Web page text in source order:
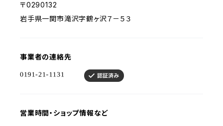
〒0290132
岩手県一関市滝沢字鶴ヶ沢７－５３
事業者の連絡先
営業時間・ショップ情報など